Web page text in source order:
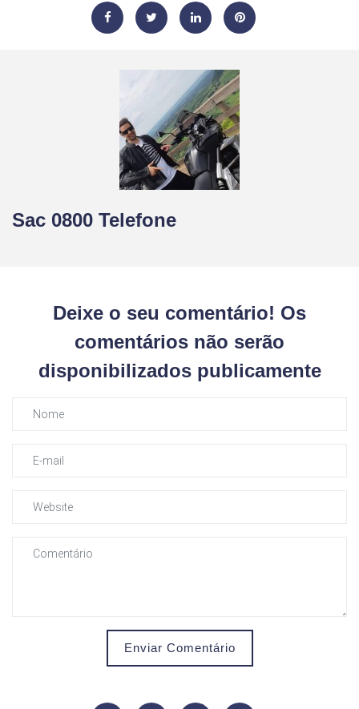
Sac 0800 Telefone
Deixe o seu comentário! Os
comentários não serão
disponibilizados publicamente
Enviar Comentário